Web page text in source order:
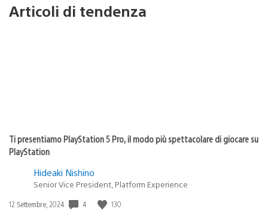
Articoli di tendenza
Ti presentiamo PlayStation 5 Pro, il modo più spettacolare di giocare su
PlayStation
Hideaki Nishino
Senior Vice President, Platform Experience
Data
12 Settembre, 2024 4 130